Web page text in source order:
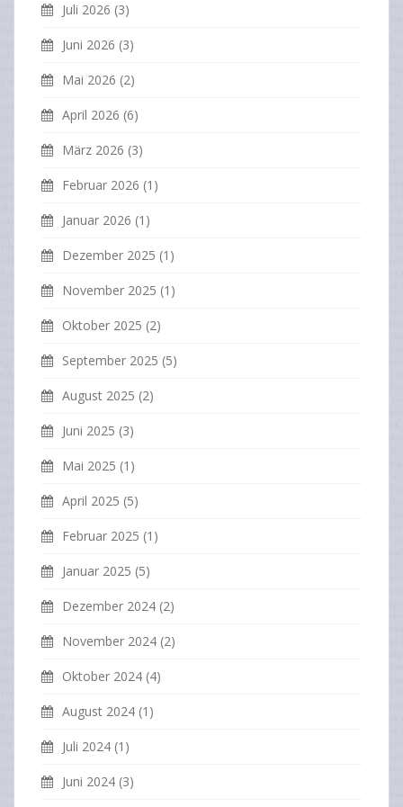
Juli 2026 (3)
Juni 2026 (3)
Mai 2026 (2)
April 2026 (6)
März 2026 (3)
Februar 2026 (1)
Januar 2026 (1)
Dezember 2025 (1)
November 2025 (1)
Oktober 2025 (2)
September 2025 (5)
August 2025 (2)
Juni 2025 (3)
Mai 2025 (1)
April 2025 (5)
Februar 2025 (1)
Januar 2025 (5)
Dezember 2024 (2)
November 2024 (2)
Oktober 2024 (4)
August 2024 (1)
Juli 2024 (1)
Juni 2024 (3)